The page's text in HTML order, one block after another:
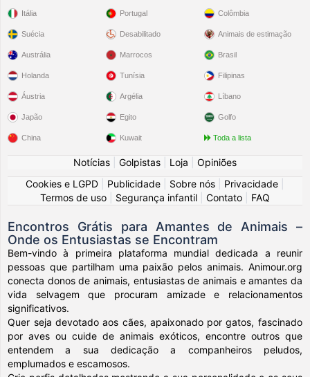
Itália
Suécia
Portugal
Desabilitado
Colômbia
Animais de estimação
Austrália
Holanda
Áustria
Japão
China
Marrocos
Tunísia
Argélia
Egito
Kuwait
Brasil
Filipinas
Líbano
Golfo
Toda a lista
Notícias Golpistas Loja
Opiniões
Cookies e LGPD
Publicidade Sobre nós Privacidade
Termos de uso
Segurança infantil Contato FAQ
Encontros Grátis para Amantes de Animais –
Onde os Entusiastas se Encontram
Bem-vindo à primeira plataforma mundial dedicada a reunir
pessoas que partilham uma paixão pelos animais. Animour.org
conecta donos de animais, entusiastas de animais e amantes da
vida selvagem que procuram amizade e relacionamentos
significativos.
Quer seja devotado aos cães, apaixonado por gatos, fascinado
por aves ou cuide de animais exóticos, encontre outros que
entendem a sua dedicação a companheiros peludos,
emplumados e escamosos.